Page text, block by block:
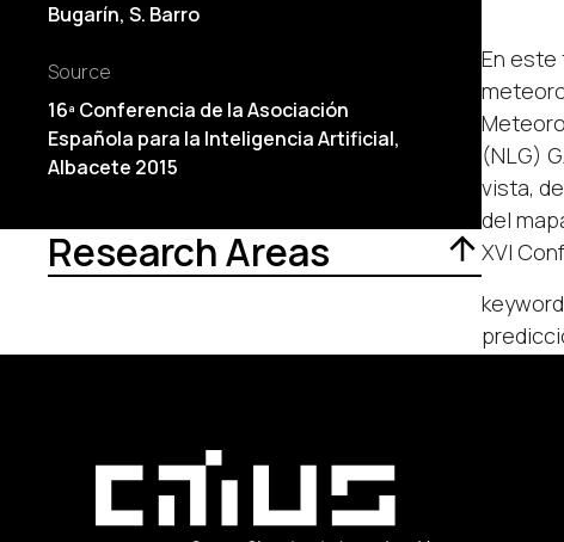
Bugarín, S. Barro
Source
16ª Conferencia de la Asociación
Española para la Inteligencia Artificial,
Albacete 2015
Research Areas
En este
(NLG)
vista,
del
XVI